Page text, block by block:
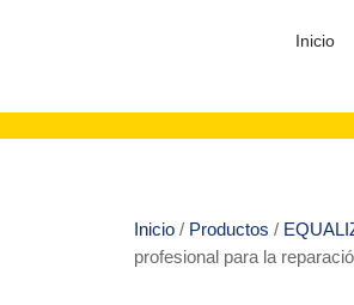
Inicio
Inicio / Productos /
profesional para la